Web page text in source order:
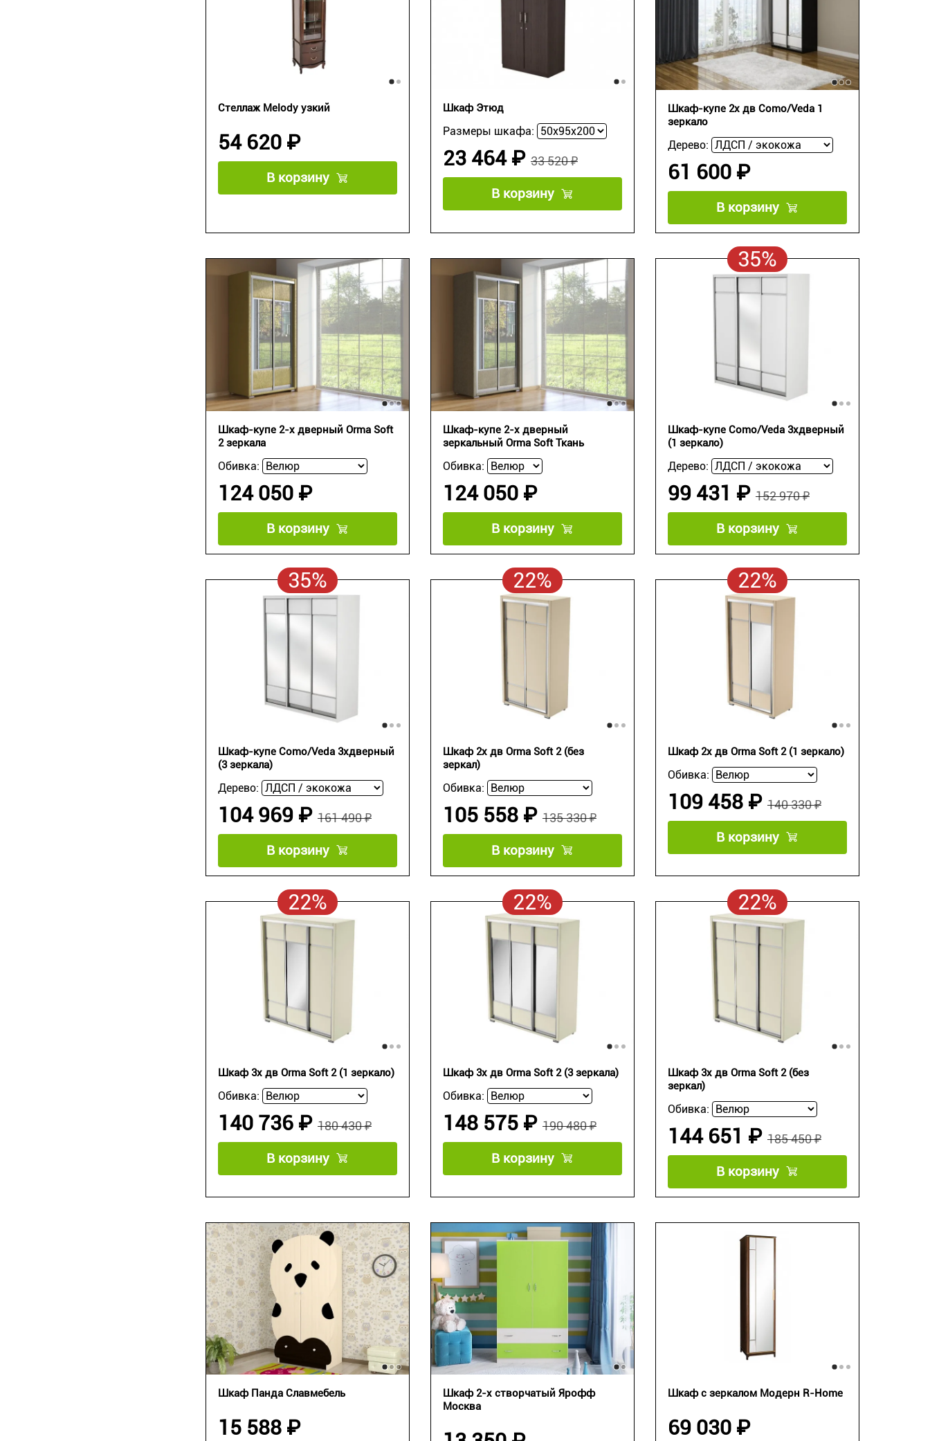
Стеллаж Melody узкий
54 620 ₽
В корзину
Шкаф Этюд
Размеры шкафа:
33 520 ₽
23 464 ₽
В корзину
Шкаф-купе 2х дв Como/Veda 1
зеркало
Дерево:
61 600 ₽
В корзину
Шкаф-купе 2-х дверный Orma Soft
2 зеркала
Обивка:
124 050 ₽
В корзину
Шкаф-купе 2-х дверный
зеркальный Orma Soft Ткань
Обивка:
124 050 ₽
В корзину
35%
Шкаф-купе Como/Veda 3хдверный
(1 зеркало)
Дерево:
152 970 ₽
99 431 ₽
В корзину
35%
Шкаф-купе Como/Veda 3хдверный
(3 зеркала)
Дерево:
161 490 ₽
104 969 ₽
В корзину
22%
Шкаф 2х дв Orma Soft 2 (без
зеркал)
Обивка:
135 330 ₽
105 558 ₽
В корзину
22%
Шкаф 2х дв Orma Soft 2 (1 зеркало)
Обивка:
140 330 ₽
109 458 ₽
В корзину
22%
Шкаф 3х дв Orma Soft 2 (1 зеркало)
Обивка:
180 430 ₽
140 736 ₽
В корзину
22%
Шкаф 3х дв Orma Soft 2 (3 зеркала)
Обивка:
190 480 ₽
148 575 ₽
В корзину
22%
Шкаф 3х дв Orma Soft 2 (без
зеркал)
Обивка:
185 450 ₽
144 651 ₽
В корзину
Шкаф Панда Славмебель
15 588 ₽
Шкаф 2-х створчатый Ярофф
Москва
Шкаф с зеркалом Модерн R-Home
69 030 ₽